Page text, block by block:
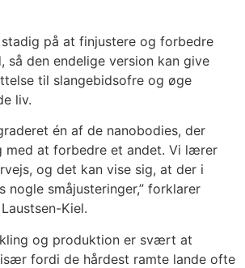
på at finjustere og forbedre
så den endelige version kan give
til slangebidsofre og øge
liv.
én af de nanobodies, der
med at forbedre et andet. Vi lærer
og det kan vise sig, at der i
nogle småjusteringer,” forklarer
Kiel.
og produktion er svært at
fordi de hårdest ramte lande ofte